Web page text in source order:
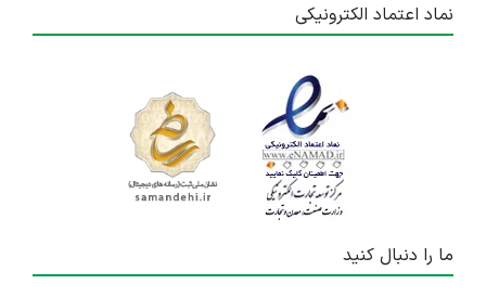
نماد اعتماد الکترونیکی
ما را دنبال کنید